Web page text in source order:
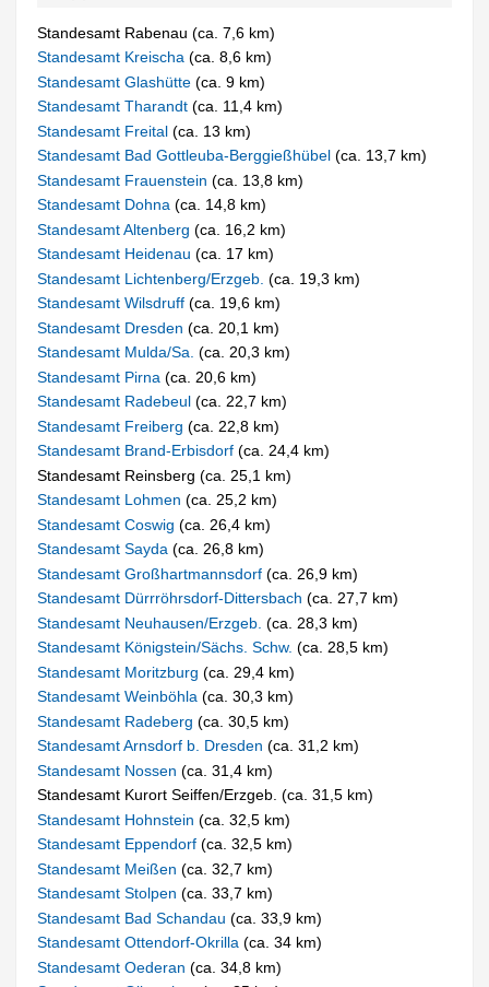
Standesamt Rabenau (ca. 7,6 km)
Standesamt Kreischa(ca. 8,6 km)
Standesamt Glashütte(ca. 9 km)
Standesamt Tharandt(ca. 11,4 km)
Standesamt Freital(ca. 13 km)
Standesamt Bad Gottleuba-Berggießhübel(ca. 13,7 km)
Standesamt Frauenstein(ca. 13,8 km)
Standesamt Dohna(ca. 14,8 km)
Standesamt Altenberg(ca. 16,2 km)
Standesamt Heidenau(ca. 17 km)
Standesamt Lichtenberg/Erzgeb.(ca. 19,3 km)
Standesamt Wilsdruff(ca. 19,6 km)
Standesamt Dresden(ca. 20,1 km)
Standesamt Mulda/Sa.(ca. 20,3 km)
Standesamt Pirna(ca. 20,6 km)
Standesamt Radebeul(ca. 22,7 km)
Standesamt Freiberg(ca. 22,8 km)
Standesamt Brand-Erbisdorf(ca. 24,4 km)
Standesamt Reinsberg (ca. 25,1 km)
Standesamt Lohmen(ca. 25,2 km)
Standesamt Coswig(ca. 26,4 km)
Standesamt Sayda(ca. 26,8 km)
Standesamt Großhartmannsdorf(ca. 26,9 km)
Standesamt Dürrröhrsdorf-Dittersbach(ca. 27,7 km)
Standesamt Neuhausen/Erzgeb.(ca. 28,3 km)
Standesamt Königstein/Sächs. Schw.(ca. 28,5 km)
Standesamt Moritzburg(ca. 29,4 km)
Standesamt Weinböhla(ca. 30,3 km)
Standesamt Radeberg(ca. 30,5 km)
Standesamt Arnsdorf b. Dresden(ca. 31,2 km)
Standesamt Nossen(ca. 31,4 km)
Standesamt Kurort Seiffen/Erzgeb. (ca. 31,5 km)
Standesamt Hohnstein(ca. 32,5 km)
Standesamt Eppendorf(ca. 32,5 km)
Standesamt Meißen(ca. 32,7 km)
Standesamt Stolpen(ca. 33,7 km)
Standesamt Bad Schandau(ca. 33,9 km)
Standesamt Ottendorf-Okrilla(ca. 34 km)
Standesamt Oederan(ca. 34,8 km)